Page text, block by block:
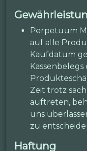
Perpetuum
auf alle
Kaufdatum
Zeit trotz
auftreten,
uns
zu
Haftung